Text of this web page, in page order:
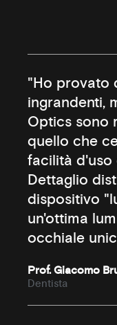
"Ho provato
ingrandenti,
Optics sono
quello che
facilità d'uso
Dettaglio
dispositivo
un'ottima
occhiale
Prof. Giacomo
Dentista